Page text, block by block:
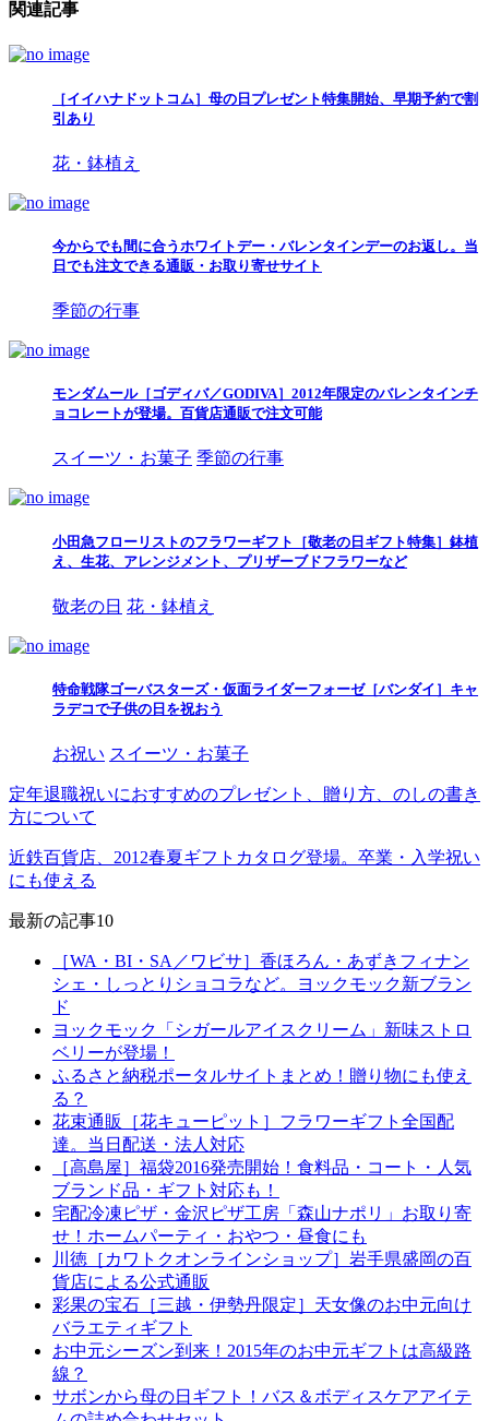
関連記事
［イイハナドットコム］母の日プレゼント特集開始、早期予約で割
引あり
花・鉢植え
今からでも間に合うホワイトデー・バレンタインデーのお返し。当
日でも注文できる通販・お取り寄せサイト
季節の行事
モンダムール［ゴディバ／GODIVA］2012年限定のバレンタインチ
ョコレートが登場。百貨店通販で注文可能
スイーツ・お菓子 季節の行事
小田急フローリストのフラワーギフト［敬老の日ギフト特集］鉢植
え、生花、アレンジメント、プリザーブドフラワーなど
敬老の日 花・鉢植え
特命戦隊ゴーバスターズ・仮面ライダーフォーゼ［バンダイ］キャ
ラデコで子供の日を祝おう
お祝い スイーツ・お菓子
定年退職祝いにおすすめのプレゼント、贈り方、のしの書き
方について
近鉄百貨店、2012春夏ギフトカタログ登場。卒業・入学祝い
にも使える
最新の記事10
［WA・BI・SA／ワビサ］香ほろん・あずきフィナン
シェ・しっとりショコラなど。ヨックモック新ブラン
ド
ヨックモック「シガールアイスクリーム」新味ストロ
ベリーが登場！
ふるさと納税ポータルサイトまとめ！贈り物にも使え
る？
花束通販［花キューピット］フラワーギフト全国配
達。当日配送・法人対応
［高島屋］福袋2016発売開始！食料品・コート・人気
ブランド品・ギフト対応も！
宅配冷凍ピザ・金沢ピザ工房「森山ナポリ」お取り寄
せ！ホームパーティ・おやつ・昼食にも
川徳［カワトクオンラインショップ］岩手県盛岡の百
貨店による公式通販
彩果の宝石［三越・伊勢丹限定］天女像のお中元向け
バラエティギフト
お中元シーズン到来！2015年のお中元ギフトは高級路
線？
サボンから母の日ギフト！バス＆ボディスケアアイテ